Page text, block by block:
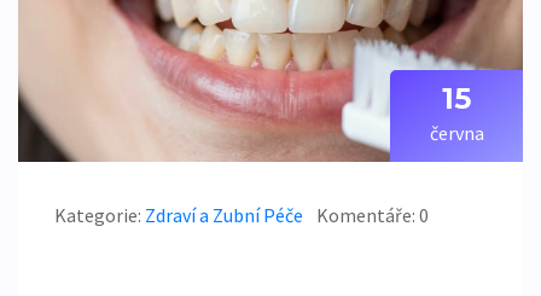
15
června
Kategorie: Zdraví a Zubní Péče Komentáře: 0